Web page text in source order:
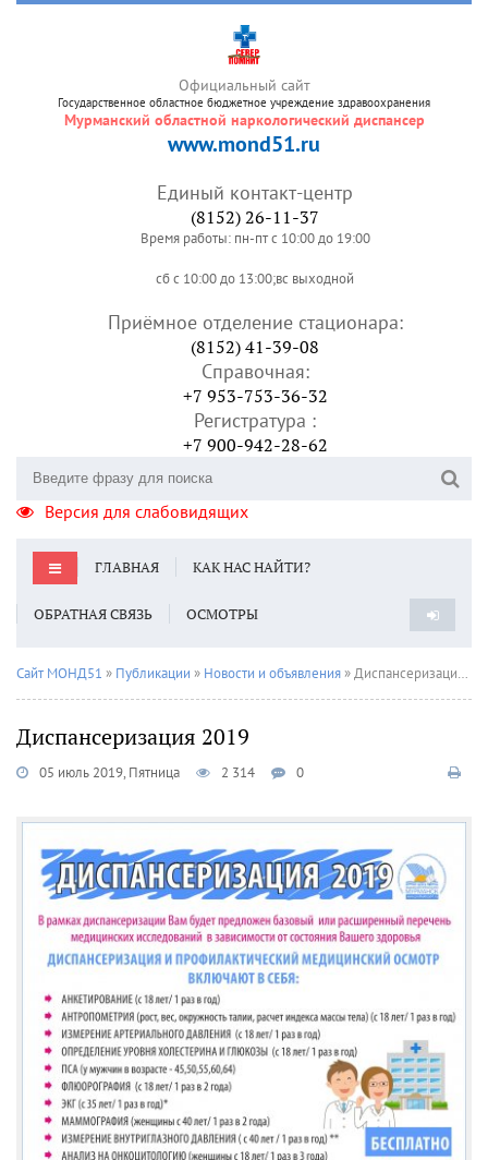
Официальный сайт
Государственное областное бюджетное учреждение здравоохранения
Мурманский областной наркологический диспансер
www.mond51.ru
Версия для слабовидящих
Единый контакт-центр
(8152) 26-11-37
Время работы: пн-пт с 10:00 до 19:00
сб с 10:00 до 13:00;вс выходной
Приёмное отделение стационара:
(8152) 41-39-08
Справочная:
+7 953-753-36-32
Регистратура :
+7 900-942-28-62
ГЛАВНАЯ КАК НАС НАЙТИ?
ОБРАТНАЯ СВЯЗЬ ОСМОТРЫ
Сайт МОНД51 » Публикации » Новости и объявления» Диспансеризация 2019
Диспансеризация 2019
05 июль 2019, Пятница 2 314 0